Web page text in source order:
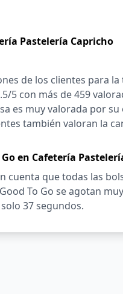
Pastelería Capricho
de los clientes para
5 con más de 459
es muy valorada por
también valoran la
Go en Cafetería
cuenta que todas las
To Go se agotan
37 segundos.